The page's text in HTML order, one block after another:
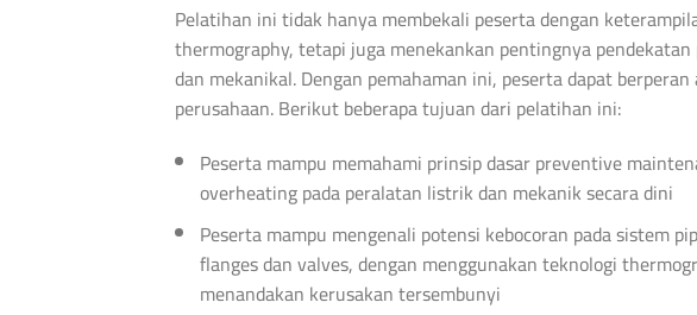
Pelatihan ini tidak hanya membekali peserta dengan
thermography, tetapi juga menekankan pentingnya
dan mekanikal. Dengan pemahaman ini, peserta dapat
perusahaan. Berikut beberapa tujuan dari pelatihan ini:
Peserta mampu memahami prinsip dasar preventive
overheating pada peralatan listrik dan mekanik secara dini
Peserta mampu mengenali potensi kebocoran pada sistem
flanges dan valves, dengan menggunakan teknologi
menandakan kerusakan tersembunyi